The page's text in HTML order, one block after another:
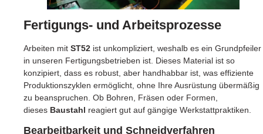
Fertigungs- und Arbeitsprozesse
Arbeiten mit ST52 ist unkompliziert, weshalb es ein Grundpfeiler
in unseren Fertigungsbetrieben ist. Dieses Material ist so
konzipiert, dass es robust, aber handhabbar ist, was effiziente
Produktionszyklen ermöglicht, ohne Ihre Ausrüstung übermäßig
zu beanspruchen. Ob Bohren, Fräsen oder Formen,
dieses Baustahl reagiert gut auf gängige Werkstattpraktiken.
Bearbeitbarkeit und Schneidverfahren